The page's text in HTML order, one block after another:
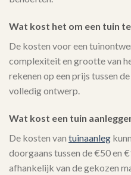
Wat kost het om een tuin
De kosten voor een
complexiteit en grootte van
rekenen op een prijs tussen
volledig ontwerp.
Wat kost een tuin
De kosten van tuinaanleg
doorgaans tussen de €50 en
afhankelijk van de gekozen